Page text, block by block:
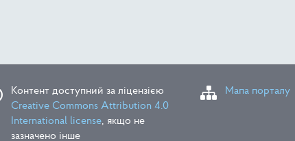
Контент доступний за ліцензією
Creative Commons Attribution 4.0
International license, якщо не
зазначено інше
Мапа порталу